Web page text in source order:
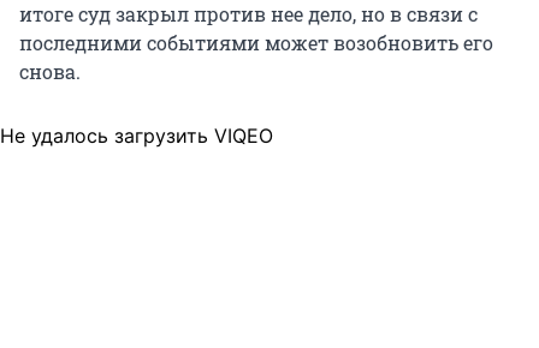
итоге суд закрыл против нее дело, но в связи с
последними событиями может возобновить его
снова.
Не удалось загрузить VIQEO